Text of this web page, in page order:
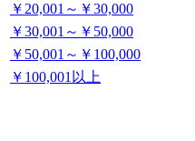
￥20,001～￥30,000
￥30,001～￥50,000
￥50,001～￥100,000
￥100,001以上